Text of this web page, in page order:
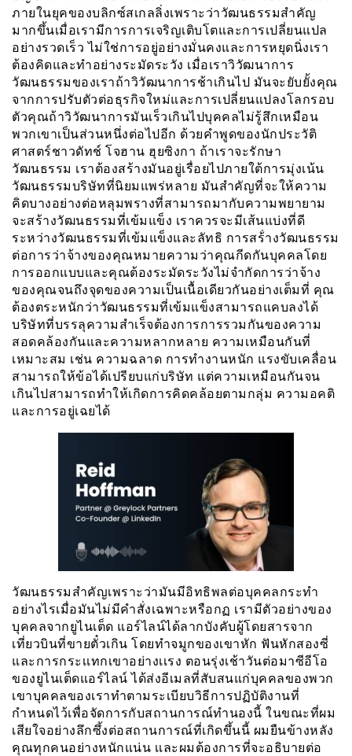
ภายในยุคของบลิกซ์สเกลลิ่งเพราะว่าวัฒนธรรมสำคัญ
มากขึ้นเมื่อเรามีการการเจริญเติบโตและการเปลี่ยนแปล
อย่างรวดเร็ว ไม่ใช่การอยู่อย่างมั่นคงและการหยุดนิ่งเรา
ต้องคิดและทำอย่างระมัดระวัง เมื่อเราวิวัฒนาการ
วัฒนธรรมของเราถ้าวิวัฒนาการช้าเกินไป มันจะยับยั้งคุณ
จากการปรับตัวต่อธุรกิจใหม่และการเปลี่ยนแปลงโลกรอบ
ตัวคุณถ้าวิวัฒนาการมันเร็วเกินไปบุคคลไม่รู้สึกเหมือน
พวกเขาเป็นส่วนหนึ่งต่อไปอีก ด้วยคำพูดของนักประวัติ
ศาสตร์ชาวดัทช์ โจฮาน ฮุยซิงกา ถ้าเราจะรักษา
วัฒนธรรม เราต้องสร้างมันอยู่เรื่อยไปภายใต้การมุ่งเน้น
วัฒนธรรมบริษัทที่นิยมแพร่หลาย มันสำคัญที่จะให้ความ
คิดบางอย่างต่อหลุมพรางที่สามารถมากับความพยายาม
จะสร้างวัฒนธรรมที่เข้มแข็ง เราควรจะมีเส้นแบ่งที่ดี
ระหว่างวัฒนธรรมที่เข้มแข็งและลัทธิ การสร้่างวัฒนธรรม
ต่อการว่าจ้างของคุณหมายความว่าคุณกีดกันบุคคลโดย
การออกแบบและคุณต้องระมัดระวังไม่จำกัดการว่าจ้าง
ของคุณจนถึงจุดของความเป็นเนื้อเดียวกันอย่างเต็มที่ คุณ
ต้องตระหนักว่าวัฒนธรรมที่เข้มแข็งสามารถแคบลงได้
บริษัทที่บรรลุความสำเร็จต้องการการรวมกันของความ
สอดคล้องกันและความหลากหลาย ความเหมือนกันที่
เหมาะสม เช่น ความฉลาด การทำงานหนัก แรงขับเคลื่อน
สามารถให้ข้อได้เปรียบแก่บริษัท แต่ความเหมือนกันจน
เกินไปสามารถทำให้เกิดการคิดคล้อยตามกลุ่ม ความอคติ
และการอยู่เฉยได้
วัฒนธรรมสำคัญเพราะว่ามันมีอิทธิพลต่อบุคคลกระทำ
อย่างไรเมื่อมันไม่มีคำสั่งเฉพาะหรือกฏ เรามีตัวอย่างของ
บุคคลจากยูไนเต็ด แอร์ไลน์ได้ลากบังคับผู้โดยสารจาก
เที่ยวบินที่ขายตั๋วเกิน โดยทำจมูกของเขาหัก ฟันหักสองซี่
และการกระเเทกเขาอย่างเเรง ตอนรุ่งเช้าวันต่อมาซีอีโอ
ของยูไนเต็ดแอร์ไลน์ ได้ส่งอีเมลที่สับสนแก่บุคคลของพวก
เขาบุคคลของเราทำตามระเบียบวิธีการปฏิบัติงานที่
กำหนดไว้เพื่อจัดการกับสถานการณ์ทำนองนี้ ในขณะที่ผม
เสียใจอย่างลึกซึ้งต่อสถานการณ์ที่เกิดขึ้นนี้ ผมยืนข้างหลัง
คุณทุกคนอย่างหนักแน่น เเละผมต้องการที่จะอธิบายต่อ